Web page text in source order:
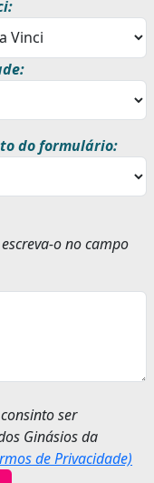
do formulário:
o no campo
ser
Ginásios da
de Privacidade)